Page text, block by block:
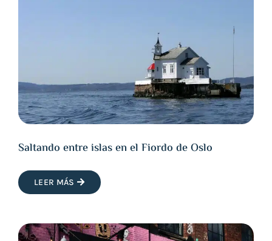
Saltando entre islas en el Fiordo de Oslo
LEER MÁS